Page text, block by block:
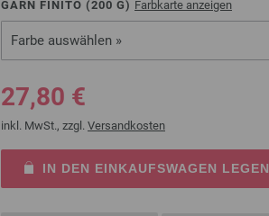
GARN FINITO (200 G) Farbkarte anzeigen
Farbe auswählen »
27,80 €
inkl. MwSt., zzgl. Versandkosten
IN DEN EINKAUFSWAGEN LEGEN